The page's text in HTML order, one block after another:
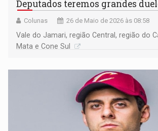
Deputados teremos grandes
Colunas 26 de Maio de 2026 às 08:58
Vale do Jamari, região Central, região do
Mata e Cone Sul